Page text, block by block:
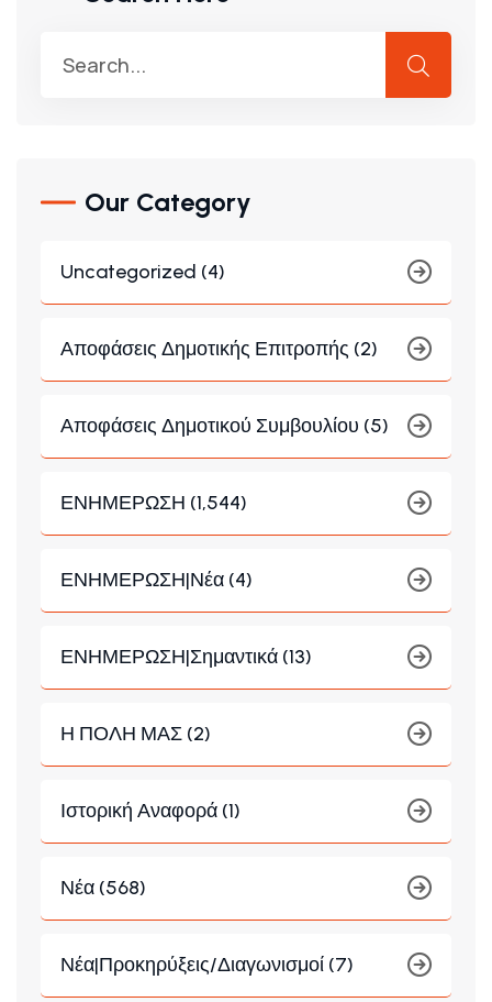
Our Category
Uncategorized (4)
Αποφάσεις Δημοτικής Επιτροπής (2)
Αποφάσεις Δημοτικού Συμβουλίου (5)
ΕΝΗΜΕΡΩΣΗ (1,544)
ΕΝΗΜΕΡΩΣΗ|Νέα (4)
ΕΝΗΜΕΡΩΣΗ|Σημαντικά (13)
Η ΠΟΛΗ ΜΑΣ (2)
Ιστορική Αναφορά (1)
Νέα (568)
Νέα|Προκηρύξεις/Διαγωνισμοί (7)